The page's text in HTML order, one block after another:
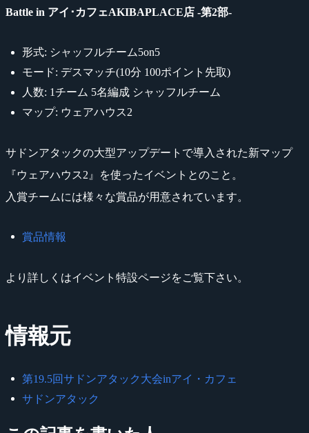
Battle in アイ･カフェAKIBAPLACE店 -第2部-
形式: シャッフルチーム5on5
モード: デスマッチ(10分 100ポイント先取)
人数: 1チーム 5名編成 シャッフルチーム
マップ: ウェアハウス2
サドンアタックの大型アップデートで導入された新マップ
『ウェアハウス2』を使ったイベントとのこと。
入賞チームには様々な賞品が用意されています。
賞品情報
より詳しくはイベント特設ページをご覧下さい。
情報元
第19.5回サドンアタック大会inアイ・カフェ
サドンアタック